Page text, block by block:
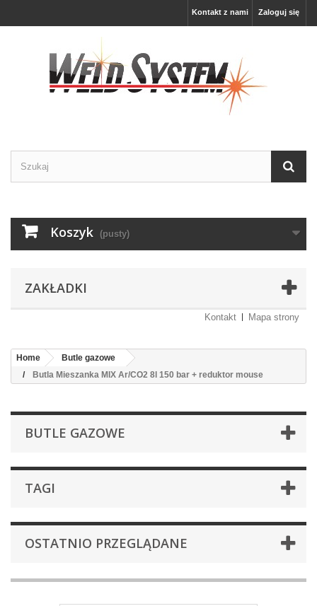
Zaloguj się
Kontakt z nami
Koszyk (pusty)
ZAKŁADKI
Kontakt Mapa strony
Home
Butle gazowe
Butla Mieszanka MIX Ar/CO2 8l 150 bar + reduktor mouse
BUTLE GAZOWE
TAGI
OSTATNIO PRZEGLĄDANE